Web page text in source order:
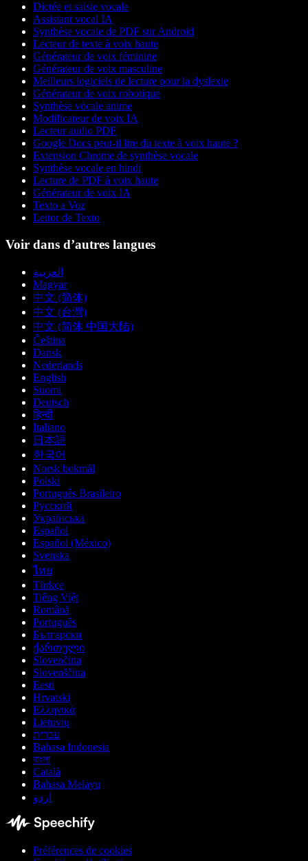
Dictée et saisie vocale
Assistant vocal IA
Synthèse vocale de PDF sur Android
Lecteur de texte à voix haute
Générateur de voix féminine
Générateur de voix masculine
Meilleurs logiciels de lecture pour la dyslexie
Générateur de voix robotique
Synthèse vocale anime
Modificateur de voix IA
Lecteur audio PDF
Google Docs peut-il lire du texte à voix haute ?
Extension Chrome de synthèse vocale
Synthèse vocale en hindi
Lecture de PDF à voix haute
Générateur de voix IA
Texto a Voz
Leitor de Texto
Voir dans d’autres langues
العربية
Magyar
中文 (简体)
中文 (台灣)
中文 (简体 中国大陆)
Čeština
Dansk
Nederlands
English
Suomi
Deutsch
हिन्दी
Italiano
日本語
한국어
Norsk bokmål
Polski
Português Brasileiro
Русский
Українська
Español
Español (México)
Svenska
ไทย
Türkçe
Tiếng Việt
Română
Português
Български
ქართული
Slovenčina
Slovenščina
Eesti
Hrvatski
Ελληνικά
Lietuvių
עברית
Bahasa Indonesia
বাংলা
Català
Bahasa Melayu
اردو
Préférences de cookies